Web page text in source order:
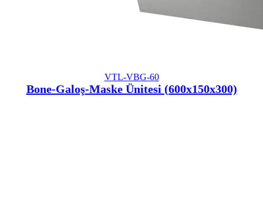
VTL-VBG-60
Bone-Galoş-Maske Ünitesi (600x150x300)